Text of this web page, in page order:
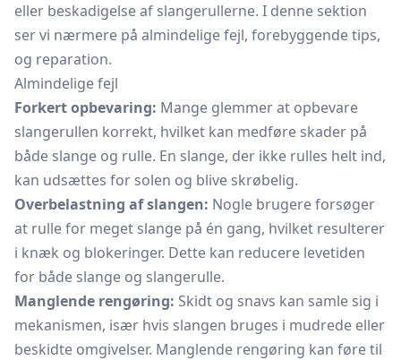
eller beskadigelse af slangerullerne. I denne sektion
ser vi nærmere på almindelige fejl, forebyggende tips,
og reparation.
Almindelige fejl
Forkert opbevaring: Mange glemmer at opbevare
slangerullen korrekt, hvilket kan medføre skader på
både slange og rulle. En slange, der ikke rulles helt ind,
kan udsættes for solen og blive skrøbelig.
Overbelastning af slangen: Nogle brugere forsøger
at rulle for meget slange på én gang, hvilket resulterer
i knæk og blokeringer. Dette kan reducere levetiden
for både slange og slangerulle.
Manglende rengøring: Skidt og snavs kan samle sig i
mekanismen, især hvis slangen bruges i mudrede eller
beskidte omgivelser. Manglende rengøring kan føre til